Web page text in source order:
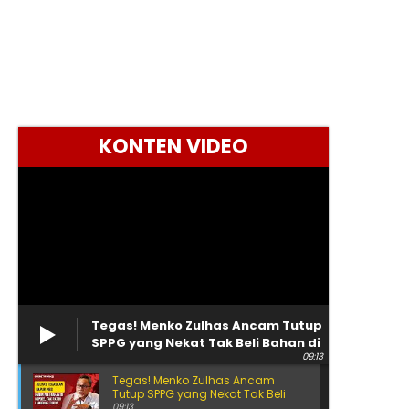
KONTEN VIDEO
Tegas! Menko Zulhas Ancam Tutup
SPPG yang Nekat Tak Beli Bahan di
09:13
Tegas! Menko Zulhas Ancam
Tutup SPPG yang Nekat Tak Beli